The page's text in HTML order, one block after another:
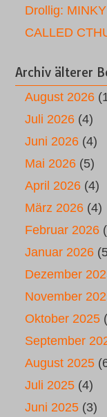
Drollig:
CALLED
Archiv älterer
August 2026
Juli 2026 (4)
Juni 2026 (4)
Mai 2026 (5)
April 2026 (4)
März 2026 (4)
Februar 2026
Januar 2026
Dezember
November
Oktober 2025
September
August 2025
Juli 2025 (4)
Juni 2025 (3)